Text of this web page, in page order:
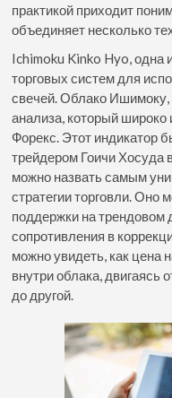
практикой приходит
объединяет несколько
Ichimoku Kinko Hyo, одна
торговых систем для
свечей. Облако Ишимоку,
анализа, который широко
Форекс. Этот индикатор
трейдером Гоичи
можно назвать самым
стратегии торговли. Оно
поддержки на трендовом
сопротивления в
можно увидеть, как цена
внутри облака, двигаясь
до другой.